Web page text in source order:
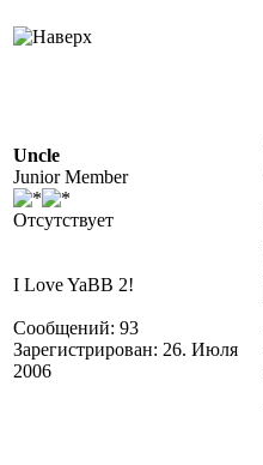
Uncle
Junior Member
Отсутствует
I Love YaBB 2!
Сообщений: 93
Зарегистрирован: 26. Июля
2006